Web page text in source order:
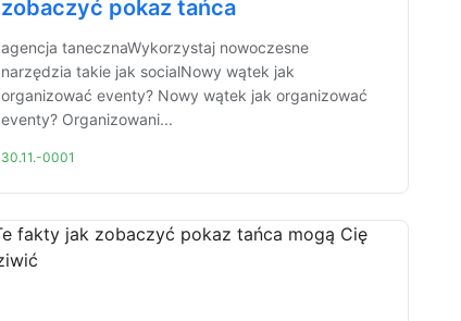
zobaczyć pokaz tańca
agencja tanecznaWykorzystaj nowoczesne
narzędzia takie jak socialNowy wątek jak
organizować eventy? Nowy wątek jak organizować
eventy? Organizowani...
30.11.-0001